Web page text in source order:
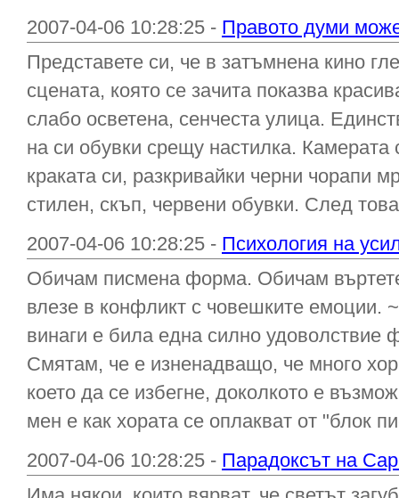
2007-04-06 10:28:25 - Правото думи
Представете си, че в затъмнена кино
сцената, която се зачита показва
слабо осветена, сенчеста улица.
на си обувки срещу настилка.
краката си, разкривайки черни чорапи
стилен, скъп, червени обувки. След
2007-04-06 10:28:25 - Психология на
Обичам писмена форма. Обичам
влезе в конфликт с човешките емоции.
винаги е била една силно удоволствие
Смятам, че е изненадващо, че много
което да се избегне, доколкото е
мен е как хората се оплакват от "блок
2007-04-06 10:28:25 - Парадоксът на